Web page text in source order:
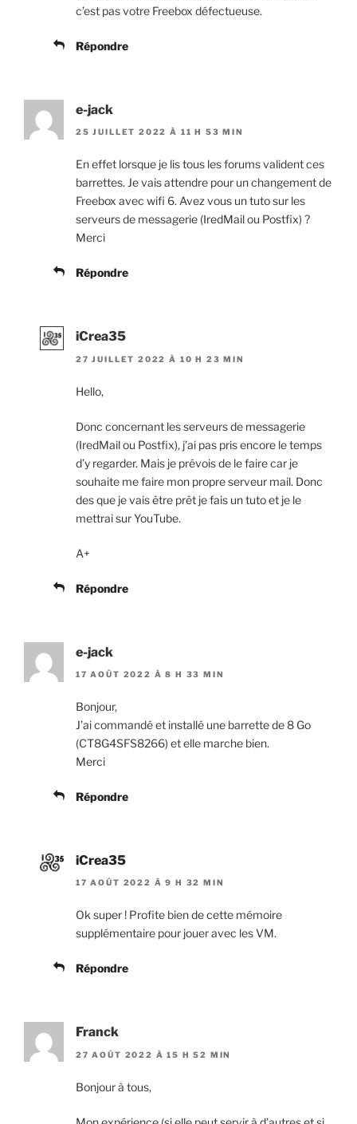
c’est pas votre Freebox défectueuse.
Répondre
e-jack
25 JUILLET 2022 À 11 H 53 MIN
En effet lorsque je lis tous les forums valident ces
barrettes. Je vais attendre pour un changement de
Freebox avec wifi 6. Avez vous un tuto sur les
serveurs de messagerie (IredMail ou Postfix) ?
Merci
Répondre
iCrea35
27 JUILLET 2022 À 10 H 23 MIN
Hello,
Donc concernant les serveurs de messagerie
(IredMail ou Postfix), j’ai pas pris encore le temps
d’y regarder. Mais je prévois de le faire car je
souhaite me faire mon propre serveur mail. Donc
des que je vais être prêt je fais un tuto et je le
mettrai sur YouTube.
A+
Répondre
e-jack
17 AOÛT 2022 À 8 H 33 MIN
Bonjour,
J’ai commandé et installé une barrette de 8 Go
(CT8G4SFS8266) et elle marche bien.
Merci
Répondre
iCrea35
17 AOÛT 2022 À 9 H 32 MIN
Ok super ! Profite bien de cette mémoire
supplémentaire pour jouer avec les VM.
Répondre
Franck
27 AOÛT 2022 À 15 H 52 MIN
Bonjour à tous,